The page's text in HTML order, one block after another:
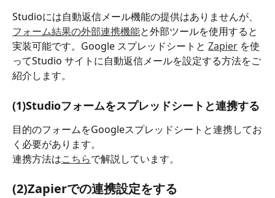
Studioには自動返信メール機能の提供はありませんが、
フォーム結果の外部連携機能と外部ツールを使用すると
実装可能です。Google スプレッドシートと Zapier を使
ってStudio サイトに自動返信メールを設定する方法をご
紹介します。
(1)Studioフォームをスプレッドシートと連携する
目的のフォームをGoogleスプレッドシートと連携してお
く必要があります。
連携方法はこちらで解説しています。
(2)Zapierでの連携設定をする